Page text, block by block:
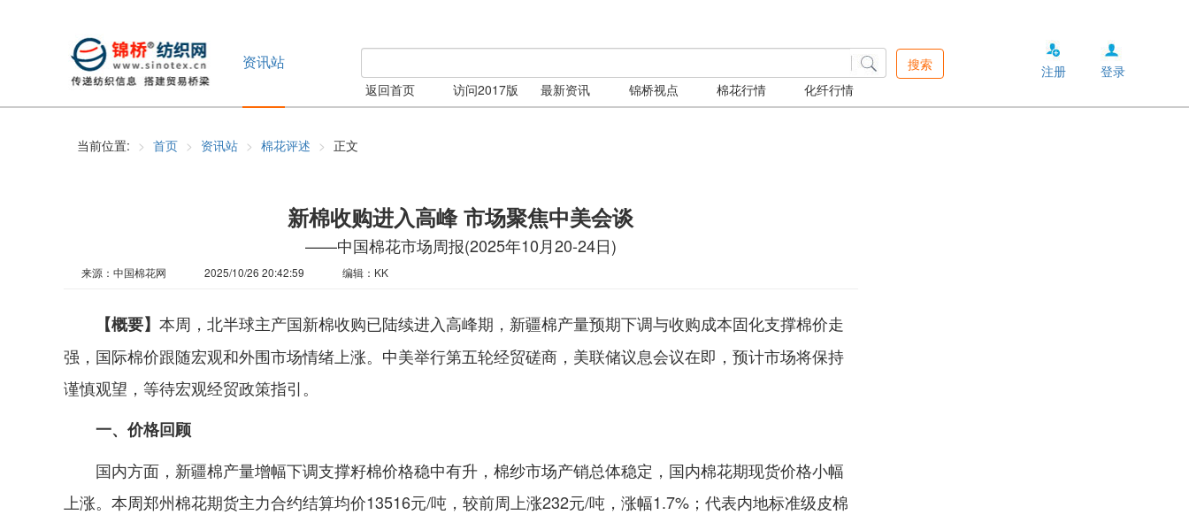
资讯站
返回首页 访问2017版 最新资讯 锦桥视点 棉花行情 化纤行情
搜索 注册 登录
当前位置: 首页 资讯站 棉花评述 正文
新棉收购进入高峰 市场聚焦中美会谈
——中国棉花市场周报(2025年10月20-24日)
来源：中国棉花网 2025/10/26 20:42:59 编辑：KK
【概要】 本周，北半球主产国新棉收购已陆续进入高峰期，新疆棉产量预期下调与收购成本固化支撑棉价走
强，国际棉价跟随宏观和外围市场情绪上涨。中美举行第五轮经贸磋商，美联储议息会议在即，预计市场将保持
谨慎观望，等待宏观经贸政策指引。
一、价格回顾
国内方面，新疆棉产量增幅下调支撑籽棉价格稳中有升，棉纱市场产销总体稳定，国内棉花期现货价格小幅
上涨。本周郑州棉花期货主力合约结算均价13516元/吨，较前周上涨232元/吨，涨幅1.7%；代表内地标准级皮棉